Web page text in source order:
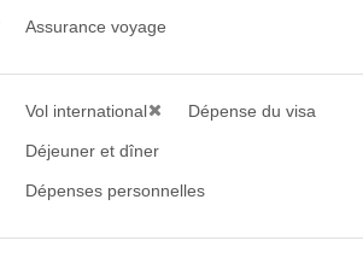
Assurance voyage
Vol international Dépense du visa
Déjeuner et dîner
Dépenses personnelles